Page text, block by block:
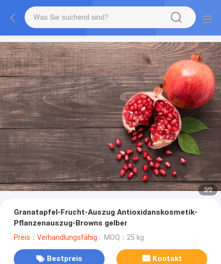
2/2
Granatapfel-Frucht-Auszug Antioxidanskosmetik-
Pflanzenauszug-Browns gelber
Preis：Verhandlungsfähig MOQ：25 kg
Bestpreis Kontakt